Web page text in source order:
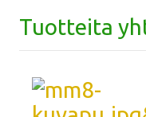
Tuotteita